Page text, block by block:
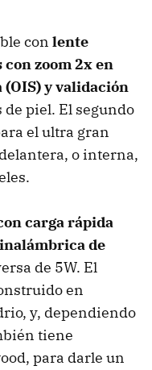
con lente
zoom 2x en
y validación
de piel. El segundo
el ultra gran
o interna,
carga rápida
de
de 5W. El
en
y, dependiendo
tiene
para darle un